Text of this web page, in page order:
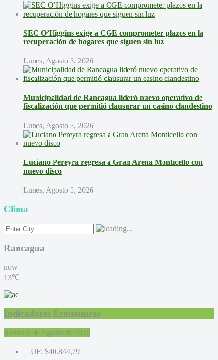
SEC O’Higgins exige a CGE comprometer plazos en la
recuperación de hogares que siguen sin luz
Lunes, Agosto 3, 2026
Municipalidad de Rancagua lideró nuevo operativo de
fiscalización que permitió clausurar un casino clandestino
Lunes, Agosto 3, 2026
Luciano Pereyra regresa a Gran Arena Monticello con
nuevo disco
Lunes, Agosto 3, 2026
Clima
Rancagua
now
13℃
Indicadores Económicos
Jueves 6 de Agosto de 2026
UF: $40.844,79